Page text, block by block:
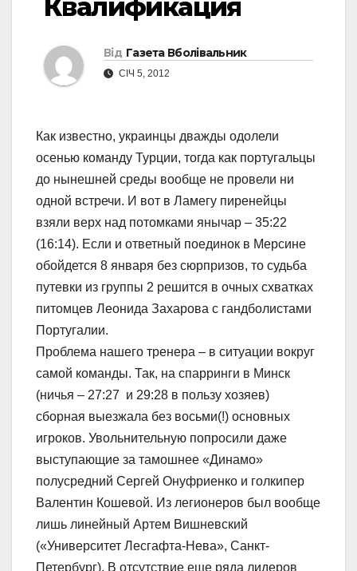
Квалификация
Від Газета Вболівальник
СІЧ 5, 2012
Как известно, украинцы дважды одолели
осенью команду Турции, тогда как португальцы
до нынешней среды вообще не провели ни
одной встречи. И вот в Ламегу пиренейцы
взяли верх над потомками янычар – 35:22
(16:14). Если и ответный поединок в Мерсине
обойдется 8 января без сюрпризов, то судьба
путевки из группы 2 решится в очных схватках
питомцев Леонида Захарова с гандболистами
Португалии.
Проблема нашего тренера – в ситуации вокруг
самой команды. Так, на спарринги в Минск
(ничья – 27:27 и 29:28 в пользу хозяев)
сборная выезжала без восьми(!) основных
игроков. Увольнительную попросили даже
выступающие за тамошнее «Динамо»
полусредний Сергей Онуфриенко и голкипер
Валентин Кошевой. Из легионеров был вообще
лишь линейный Артем Вишневский
(«Университет Лесгафта-Нева», Санкт-
Петербург). В отсутствие еще ряда лидеров